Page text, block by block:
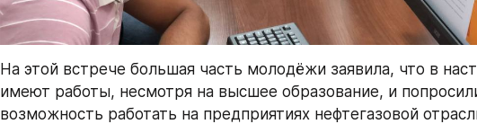
На этой встрече большая часть молодёжи заявила, что в
имеют работы, несмотря на высшее образование, и
возможность работать на предприятиях нефтегазовой